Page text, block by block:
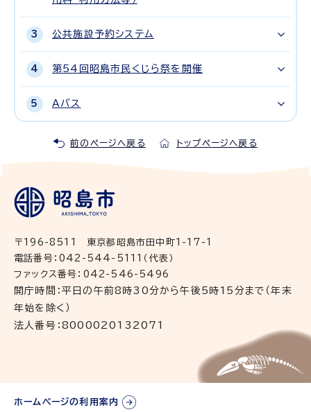
公共施設予約システム
第54回昭島市民くじら祭を開催
Aバス
前のページへ戻る トップページへ戻る
〒196-8511 東京都昭島市田中町1-17-1
電話番号：042-544-5111（代表）
ファックス番号：042-546-5496
開庁時間：平日の午前8時30分から午後5時15分まで（年末
年始を除く）
法人番号：8000020132071
ホームページの利用案内